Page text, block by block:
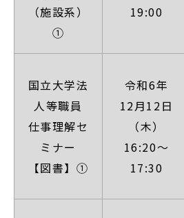
（施設系）
①
19:00
国立大学法
人等職員
仕事理解セ
ミナー
【図書】①
令和6年
12月12日
（木）
16:20～
17:30